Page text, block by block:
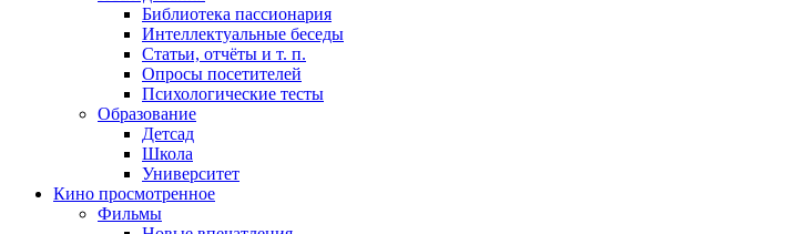
Библиотека пассионария
Интеллектуальные беседы
Статьи, отчёты и т. п.
Опросы посетителей
Психологические тесты
Образование
Детсад
Школа
Университет
Кино просмотренное
Фильмы